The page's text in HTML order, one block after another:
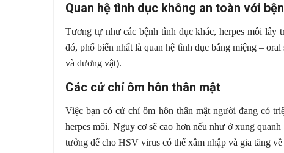
Quan hệ tình dục không an toàn với
Tương tự như các bệnh tình dục khác, herpes môi lây
đó, phổ biến nhất là quan hệ tình dục bằng miệng –
và dương vật).
Các cử chỉ ôm hôn thân mật
Việc bạn có cử chỉ ôm hôn thân mật người đang có
herpes môi. Nguy cơ sẽ cao hơn nếu như ở xung
tưởng để cho HSV virus có thể xâm nhập và gia tăng